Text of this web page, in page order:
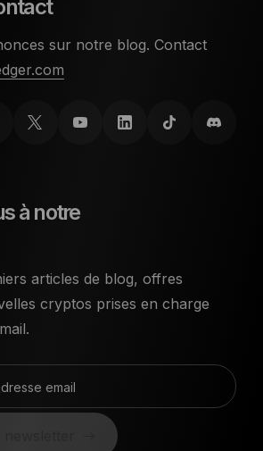
sur notre blog. Contact
à notre
articles de blog, offres
cryptos prises en charge
email